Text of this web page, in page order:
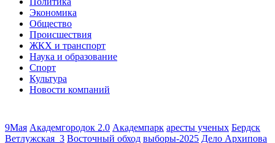
Экономика
Общество
Происшествия
ЖКХ и транспорт
Наука и образование
Спорт
Культура
Новости компаний
9Мая Академгородок 2.0 Академпарк аресты ученых Бердск
Ветлужская_3 Восточный обход выборы-2025 Дело Архипова